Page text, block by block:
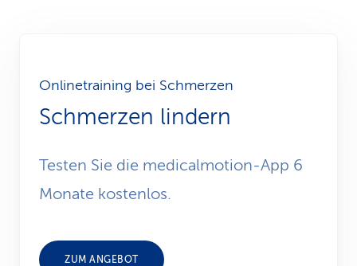
Onlinetraining bei Schmerzen
Schmerzen lindern
Testen Sie die medicalmotion-App 6
Monate kostenlos.
ZUM ANGEBOT